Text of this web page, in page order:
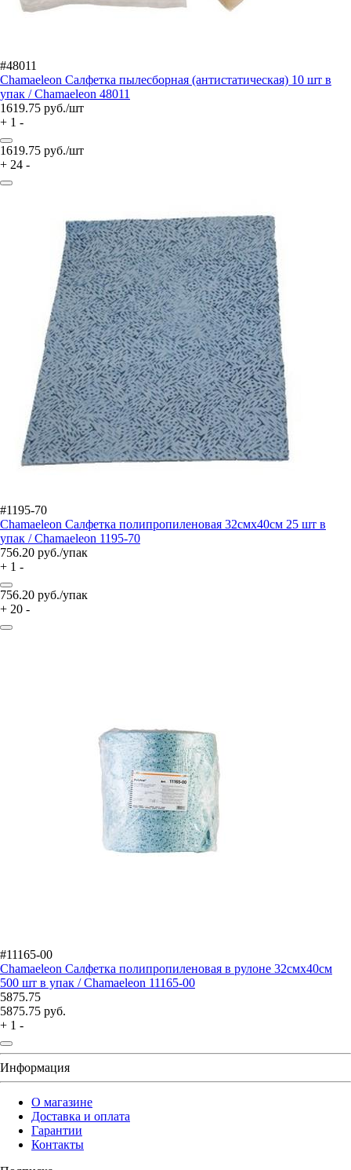
#48011
Chamaeleon Салфетка пылесборная (антистатическая) 10 шт в
упак / Chamaeleon 48011
1619.75 руб./шт
+ 1 -
1619.75 руб./шт
+ 24 -
#1195-70
Chamaeleon Салфетка полипропиленовая 32смх40см 25 шт в
упак / Chamaeleon 1195-70
756.20 руб./упак
+ 1 -
756.20 руб./упак
+ 20 -
#11165-00
Chamaeleon Салфетка полипропиленовая в рулоне 32смх40см
500 шт в упак / Chamaeleon 11165-00
5875.75
5875.75 руб.
+ 1 -
Информация
О магазине
Доставка и оплата
Гарантии
Контакты